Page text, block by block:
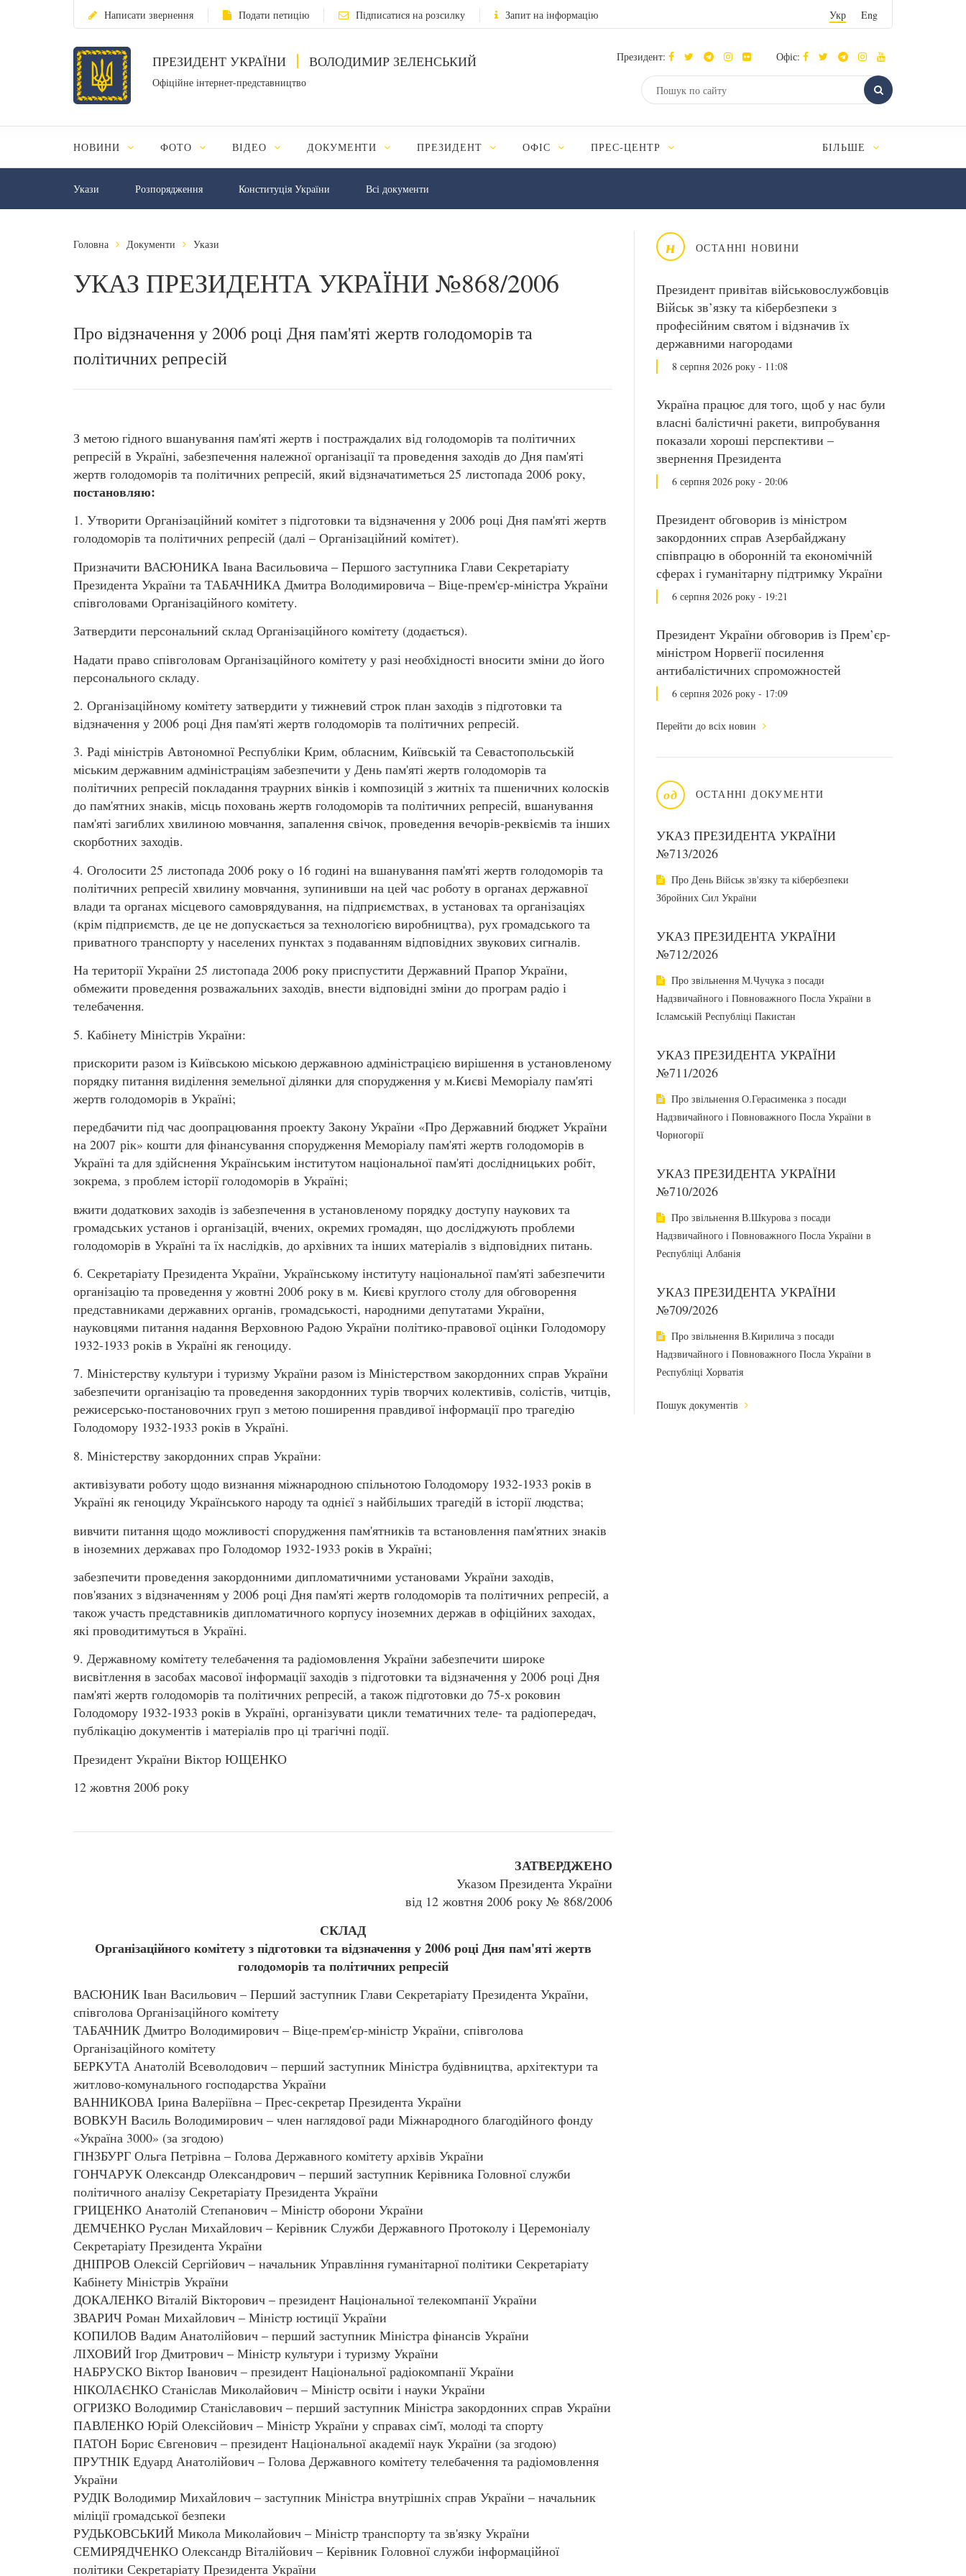
Написати звернення Подати петицію Підписатися на розсилку Запит на інформацію Укр Eng
ПРЕЗИДЕНТ УКРАЇНИ ВОЛОДИМИР ЗЕЛЕНСЬКИЙ
Офіційне інтернет-представництво
Президент: Офіс:
НОВИНИ ФОТО ВІДЕО ДОКУМЕНТИ ПРЕЗИДЕНТ ОФІС ПРЕС-ЦЕНТР БІЛЬШЕ
Укази Розпорядження Конституція України Всі документи
н ОСТАННІ НОВИНИ
Президент привітав військовослужбовців
Військ зв’язку та кібербезпеки з
професійним святом і відзначив їх
державними нагородами
8 серпня 2026 року - 11:08
Україна працює для того, щоб у нас були
власні балістичні ракети, випробування
показали хороші перспективи –
звернення Президента
6 серпня 2026 року - 20:06
Президент обговорив із міністром
закордонних справ Азербайджану
співпрацю в оборонній та економічній
сферах і гуманітарну підтримку України
6 серпня 2026 року - 19:21
Президент України обговорив із Прем’єр-
міністром Норвегії посилення
антибалістичних спроможностей
6 серпня 2026 року - 17:09
Перейти до всіх новин
од ОСТАННІ ДОКУМЕНТИ
УКАЗ ПРЕЗИДЕНТА УКРАЇНИ
№713/2026
Про День Військ зв'язку та кібербезпеки
Збройних Сил України
УКАЗ ПРЕЗИДЕНТА УКРАЇНИ
№712/2026
Про звільнення М.Чучука з посади
Надзвичайного і Повноважного Посла України в
Ісламській Республіці Пакистан
УКАЗ ПРЕЗИДЕНТА УКРАЇНИ
№711/2026
Про звільнення О.Герасименка з посади
Надзвичайного і Повноважного Посла України в
Чорногорії
УКАЗ ПРЕЗИДЕНТА УКРАЇНИ
№710/2026
Про звільнення В.Шкурова з посади
Надзвичайного і Повноважного Посла України в
Республіці Албанія
УКАЗ ПРЕЗИДЕНТА УКРАЇНИ
№709/2026
Про звільнення В.Кирилича з посади
Надзвичайного і Повноважного Посла України в
Республіці Хорватія
Пошук документів
Головна Документи Укази
УКАЗ ПРЕЗИДЕНТА УКРАЇНИ №868/2006
Про відзначення у 2006 році Дня пам'яті жертв голодоморів та
політичних репресій
З метою гідного вшанування пам'яті жертв і постраждалих від голодоморів та політичних
репресій в Україні, забезпечення належної організації та проведення заходів до Дня пам'яті
жертв голодоморів та політичних репресій, який відзначатиметься 25 листопада 2006 року,
постановляю:
1. Утворити Організаційний комітет з підготовки та відзначення у 2006 році Дня пам'яті жертв
голодоморів та політичних репресій (далі – Організаційний комітет).
Призначити ВАСЮНИКА Івана Васильовича – Першого заступника Глави Секретаріату
Президента України та ТАБАЧНИКА Дмитра Володимировича – Віце-прем'єр-міністра України
співголовами Організаційного комітету.
Затвердити персональний склад Організаційного комітету (додається).
Надати право співголовам Організаційного комітету у разі необхідності вносити зміни до його
персонального складу.
2. Організаційному комітету затвердити у тижневий строк план заходів з підготовки та
відзначення у 2006 році Дня пам'яті жертв голодоморів та політичних репресій.
3. Раді міністрів Автономної Республіки Крим, обласним, Київській та Севастопольській
міським державним адміністраціям забезпечити у День пам'яті жертв голодоморів та
політичних репресій покладання траурних вінків і композицій з житніх та пшеничних колосків
до пам'ятних знаків, місць поховань жертв голодоморів та політичних репресій, вшанування
пам'яті загиблих хвилиною мовчання, запалення свічок, проведення вечорів-реквіємів та інших
скорботних заходів.
4. Оголосити 25 листопада 2006 року о 16 годині на вшанування пам'яті жертв голодоморів та
політичних репресій хвилину мовчання, зупинивши на цей час роботу в органах державної
влади та органах місцевого самоврядування, на підприємствах, в установах та організаціях
(крім підприємств, де це не допускається за технологією виробництва), рух громадського та
приватного транспорту у населених пунктах з подаванням відповідних звукових сигналів.
На території України 25 листопада 2006 року приспустити Державний Прапор України,
обмежити проведення розважальних заходів, внести відповідні зміни до програм радіо і
телебачення.
5. Кабінету Міністрів України:
прискорити разом із Київською міською державною адміністрацією вирішення в установленому
порядку питання виділення земельної ділянки для спорудження у м.Києві Меморіалу пам'яті
жертв голодоморів в Україні;
передбачити під час доопрацювання проекту Закону України «Про Державний бюджет України
на 2007 рік» кошти для фінансування спорудження Меморіалу пам'яті жертв голодоморів в
Україні та для здійснення Українським інститутом національної пам'яті дослідницьких робіт,
зокрема, з проблем історії голодоморів в Україні;
вжити додаткових заходів із забезпечення в установленому порядку доступу наукових та
громадських установ і організацій, вчених, окремих громадян, що досліджують проблеми
голодоморів в Україні та їх наслідків, до архівних та інших матеріалів з відповідних питань.
6. Секретаріату Президента України, Українському інституту національної пам'яті забезпечити
організацію та проведення у жовтні 2006 року в м. Києві круглого столу для обговорення
представниками державних органів, громадськості, народними депутатами України,
науковцями питання надання Верховною Радою України політико-правової оцінки Голодомору
1932-1933 років в Україні як геноциду.
7. Міністерству культури і туризму України разом із Міністерством закордонних справ України
забезпечити організацію та проведення закордонних турів творчих колективів, солістів, читців,
режисерсько-постановочних груп з метою поширення правдивої інформації про трагедію
Голодомору 1932-1933 років в Україні.
8. Міністерству закордонних справ України:
активізувати роботу щодо визнання міжнародною спільнотою Голодомору 1932-1933 років в
Україні як геноциду Українського народу та однієї з найбільших трагедій в історії людства;
вивчити питання щодо можливості спорудження пам'ятників та встановлення пам'ятних знаків
в іноземних державах про Голодомор 1932-1933 років в Україні;
забезпечити проведення закордонними дипломатичними установами України заходів,
пов'язаних з відзначенням у 2006 році Дня пам'яті жертв голодоморів та політичних репресій, а
також участь представників дипломатичного корпусу іноземних держав в офіційних заходах,
які проводитимуться в Україні.
9. Державному комітету телебачення та радіомовлення України забезпечити широке
висвітлення в засобах масової інформації заходів з підготовки та відзначення у 2006 році Дня
пам'яті жертв голодоморів та політичних репресій, а також підготовки до 75-х роковин
Голодомору 1932-1933 років в Україні, організувати цикли тематичних теле- та радіопередач,
публікацію документів і матеріалів про ці трагічні події.
Президент України Віктор ЮЩЕНКО
12 жовтня 2006 року
ЗАТВЕРДЖЕНО
Указом Президента України
від 12 жовтня 2006 року № 868/2006
СКЛАД
Організаційного комітету з підготовки та відзначення у 2006 році Дня пам'яті жертв
голодоморів та політичних репресій
ВАСЮНИК Іван Васильович – Перший заступник Глави Секретаріату Президента України,
співголова Організаційного комітету
ТАБАЧНИК Дмитро Володимирович – Віце-прем'єр-міністр України, співголова
Організаційного комітету
БЕРКУТА Анатолій Всеволодович – перший заступник Міністра будівництва, архітектури та
житлово-комунального господарства України
ВАННИКОВА Ірина Валеріївна – Прес-секретар Президента України
ВОВКУН Василь Володимирович – член наглядової ради Міжнародного благодійного фонду
«Україна 3000» (за згодою)
ГІНЗБУРГ Ольга Петрівна – Голова Державного комітету архівів України
ГОНЧАРУК Олександр Олександрович – перший заступник Керівника Головної служби
політичного аналізу Секретаріату Президента України
ГРИЦЕНКО Анатолій Степанович – Міністр оборони України
ДЕМЧЕНКО Руслан Михайлович – Керівник Служби Державного Протоколу і Церемоніалу
Секретаріату Президента України
ДНІПРОВ Олексій Сергійович – начальник Управління гуманітарної політики Секретаріату
Кабінету Міністрів України
ДОКАЛЕНКО Віталій Вікторович – президент Національної телекомпанії України
ЗВАРИЧ Роман Михайлович – Міністр юстиції України
КОПИЛОВ Вадим Анатолійович – перший заступник Міністра фінансів України
ЛІХОВИЙ Ігор Дмитрович – Міністр культури і туризму України
НАБРУСКО Віктор Іванович – президент Національної радіокомпанії України
НІКОЛАЄНКО Станіслав Миколайович – Міністр освіти і науки України
ОГРИЗКО Володимир Станіславович – перший заступник Міністра закордонних справ України
ПАВЛЕНКО Юрій Олексійович – Міністр України у справах сім'ї, молоді та спорту
ПАТОН Борис Євгенович – президент Національної академії наук України (за згодою)
ПРУТНІК Едуард Анатолійович – Голова Державного комітету телебачення та радіомовлення
України
РУДІК Володимир Михайлович – заступник Міністра внутрішніх справ України – начальник
міліції громадської безпеки
РУДЬКОВСЬКИЙ Микола Миколайович – Міністр транспорту та зв'язку України
СЕМИРЯДЧЕНКО Олександр Віталійович – Керівник Головної служби інформаційної
політики Секретаріату Президента України